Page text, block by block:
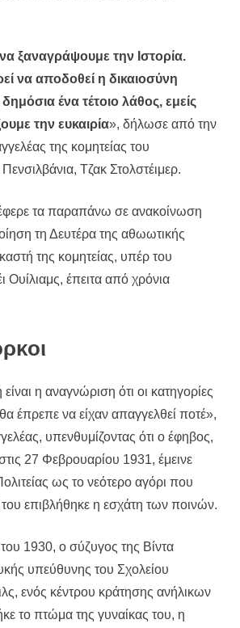
ξαναγράψουμε την Ιστορία.
να αποδοθεί η δικαιοσύνη
ένα τέτοιο λάθος, εμείς
την ευκαιρία», δήλωσε από την
της κομητείας του
Τζακ Στολστέιμερ.
τα παραπάνω σε ανακοίνωση
τη Δευτέρα της αθωωτικής
της κομητείας, υπέρ του
Ουίλιαμς, έπειτα από χρόνια
η αναγνώριση ότι οι κατηγορίες
έπρεπε να είχαν απαγγελθεί ποτέ»,
υπενθυμίζοντας ότι ο έφηβος,
27 Φεβρουαρίου 1931, έμεινε
ως το νεότερο αγόρι που
επιβλήθηκε η εσχάτη των ποινών.
1930, ο σύζυγος της Βίντα
υπεύθυνης του Σχολείου
ενός κέντρου κράτησης ανήλικων
το πτώμα της γυναίκας του, η